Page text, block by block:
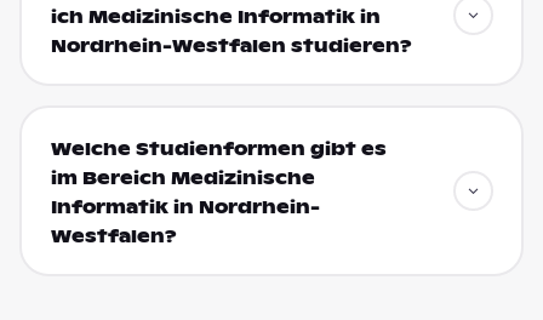
ich Medizinische Informatik in
Nordrhein-Westfalen studieren?
Welche Studienformen gibt es
im Bereich Medizinische
Informatik in Nordrhein-
Westfalen?